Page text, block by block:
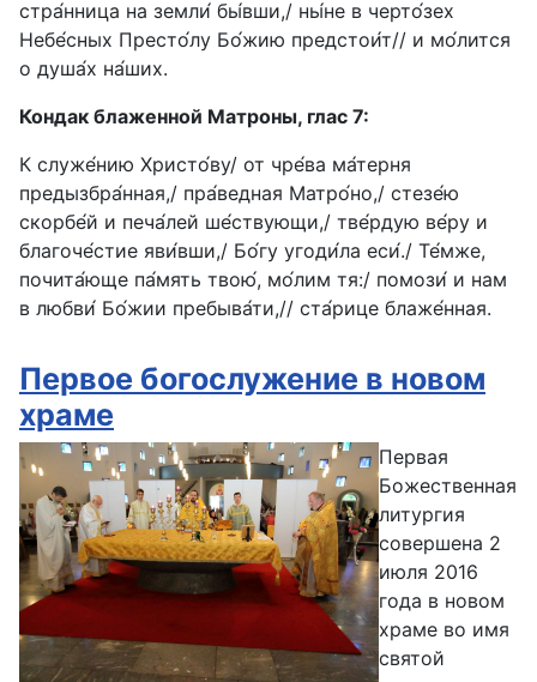
стра́нница на земли́ бы́вши,/ ны́не в черто́зех
Небе́сных Престо́лу Бо́жию предстои́т// и мо́лится
о душа́х на́ших.
Кондак блаженной Матроны, глас 7:
К служе́нию Христо́ву/ от чре́ва ма́терня
предызбра́нная,/ пра́ведная Матро́но,/ стезе́ю
скорбе́й и печа́лей ше́ствующи,/ тве́рдую ве́ру и
благоче́стие яви́вши,/ Бо́гу угоди́ла еси́./ Те́мже,
почита́юще па́мять твою́, мо́лим тя:/ помози́ и нам
в любви́ Бо́жии пребыва́ти,// ста́рице блаже́нная.
Первое богослужение в новом
храме
Первая
Божественная
литургия
совершена 2
июля 2016
года в новом
храме во имя
святой